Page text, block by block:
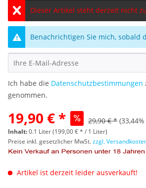
Dieser Artikel steht derzeit nicht
Benachrichtigen Sie mich, sobald
Ich habe die Datenschutzbestimmungen
genommen.
19,90 € * 29,90 € *
Inhalt:0.1 Liter (199,00 € * / 1 Liter)
Preise inkl. gesetzlicher MwSt.zzgl.
Artikel ist derzeit leider ausverkauft!